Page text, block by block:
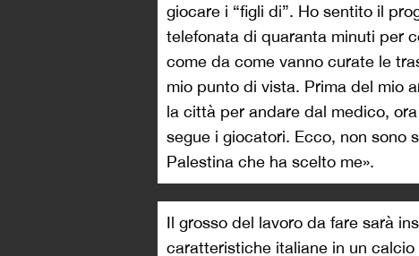
giocare i “figli di”. Ho sentito il
telefonata di quaranta minuti per
come da come vanno curate le
mio punto di vista. Prima del mio
la città per andare dal medico,
segue i giocatori. Ecco, non sono
Palestina che ha scelto me».
Il grosso del lavoro da fare sarà
caratteristiche italiane in un